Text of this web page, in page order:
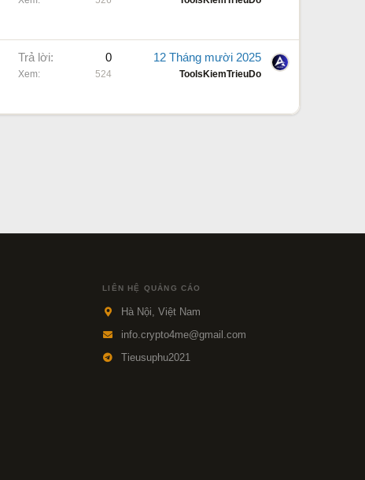
Trả lời 0
Xem 524
12 Tháng mười 2025
ToolsKiemTrieuDo
LIÊN HỆ QUẢNG CÁO
Hà Nội, Việt Nam
info.crypto4me@gmail.com
Tieusuphu2021